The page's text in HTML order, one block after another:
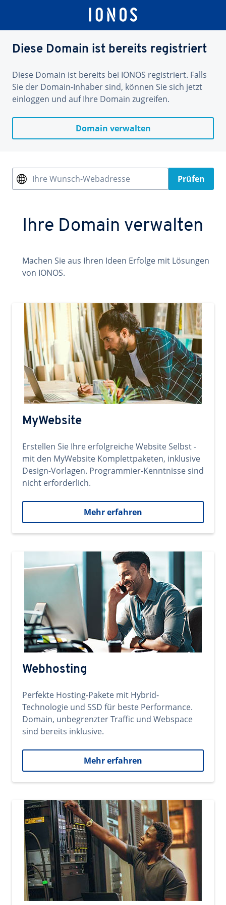
Diese Domain ist bereits registriert
Diese Domain ist bereits bei IONOS registriert. Falls
Sie der Domain-Inhaber sind, können Sie sich jetzt
einloggen und auf Ihre Domain zugreifen.
Domain verwalten
Ihre Wunsch-Webadresse Prüfen
Ihre Domain verwalten
Machen Sie aus Ihren Ideen Erfolge mit Lösungen
von IONOS.
MyWebsite
Erstellen Sie Ihre erfolgreiche Website Selbst -
mit den MyWebsite Komplettpaketen, inklusive
Design-Vorlagen. Programmier-Kenntnisse sind
nicht erforderlich.
Mehr erfahren
Webhosting
Perfekte Hosting-Pakete mit Hybrid-
Technologie und SSD für beste Performance.
Domain, unbegrenzter Traffic und Webspace
sind bereits inklusive.
Mehr erfahren